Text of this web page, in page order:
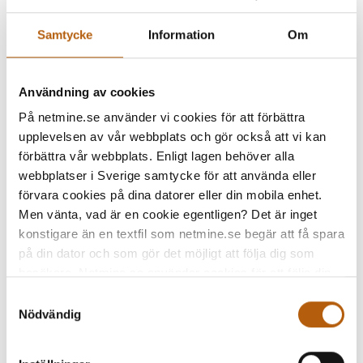
Samtycke Information Om
Användning av cookies
På netmine.se använder vi cookies för att förbättra
upplevelsen av vår webbplats och gör också att vi kan
förbättra vår webbplats. Enligt lagen behöver alla
webbplatser i Sverige samtycke för att använda eller
förvara cookies på dina datorer eller din mobila enhet.
Men vänta, vad är en cookie egentligen? Det är inget
konstigare än en textfil som netmine.se begär att få spara
på din dator och som gör det möjligt att följa dig som
syfte att optimera och förbättra webbplatsen. En del av
trafikmätningsföretag och andra externa parter som
Nödvändig
WEBBINAR
Webbinarium: IT-säkerhet
tips för att skydda dig online. Kom och
enkelt, nyttigt och på ett otekniskt sätt!
Vad vi går igenom:
Hur du känner igen skräppost och bluffmejl